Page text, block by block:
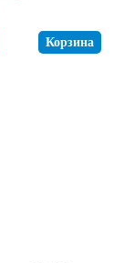
Корзина